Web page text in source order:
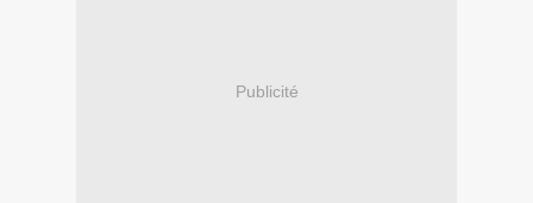
Publicité